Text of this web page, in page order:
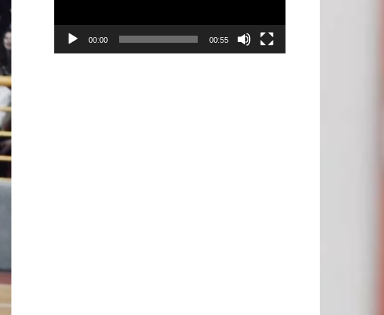
00:00 00:55